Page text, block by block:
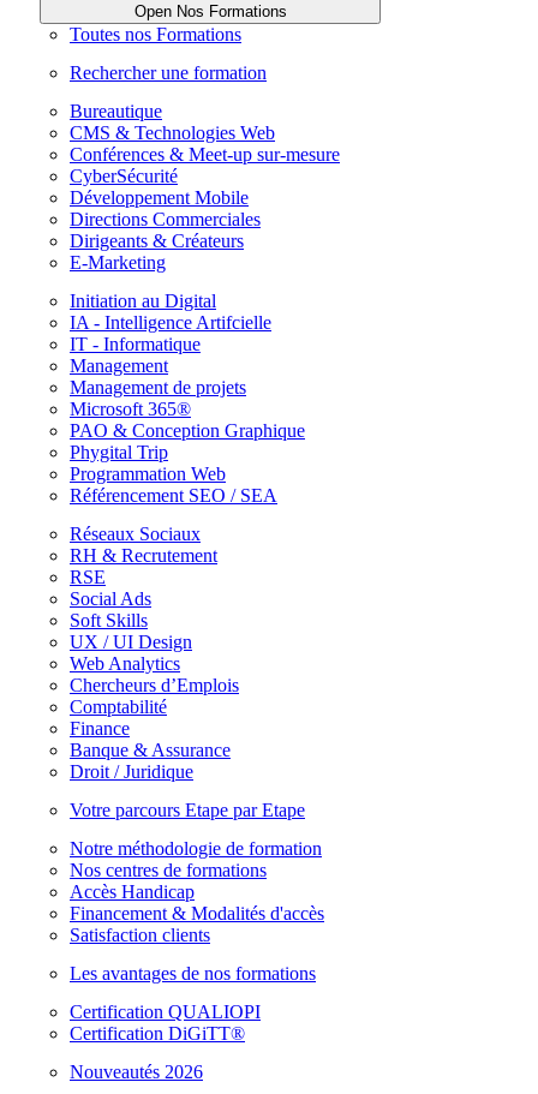
Open Nos Formations
Toutes nos Formations
Rechercher une formation
Bureautique
CMS & Technologies Web
Conférences & Meet-up sur-mesure
CyberSécurité
Développement Mobile
Directions Commerciales
Dirigeants & Créateurs
E-Marketing
Initiation au Digital
IA - Intelligence Artifcielle
IT - Informatique
Management
Management de projets
Microsoft 365®
PAO & Conception Graphique
Phygital Trip
Programmation Web
Référencement SEO / SEA
Réseaux Sociaux
RH & Recrutement
RSE
Social Ads
Soft Skills
UX / UI Design
Web Analytics
Chercheurs d’Emplois
Comptabilité
Finance
Banque & Assurance
Droit / Juridique
Votre parcours Etape par Etape
Notre méthodologie de formation
Nos centres de formations
Accès Handicap
Financement & Modalités d'accès
Satisfaction clients
Les avantages de nos formations
Certification QUALIOPI
Certification DiGiTT®
Nouveautés 2026